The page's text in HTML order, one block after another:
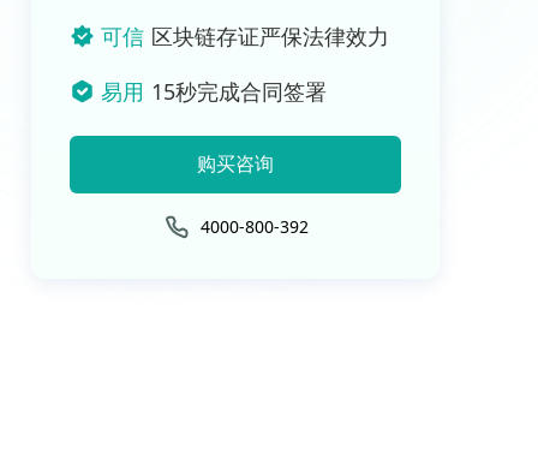
可信 区块链存证严保法律效力
易用 15秒完成合同签署
购买咨询
4000-800-392